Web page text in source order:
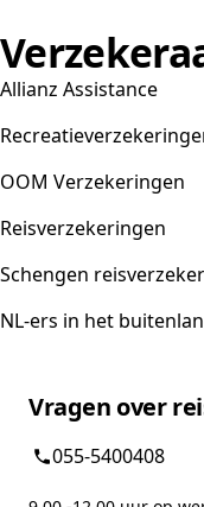
Allianz Assistance
OOM Verzekeringen
Reisverzekeringen
Schengen
NL-ers in het
Vragen over
055-5400408